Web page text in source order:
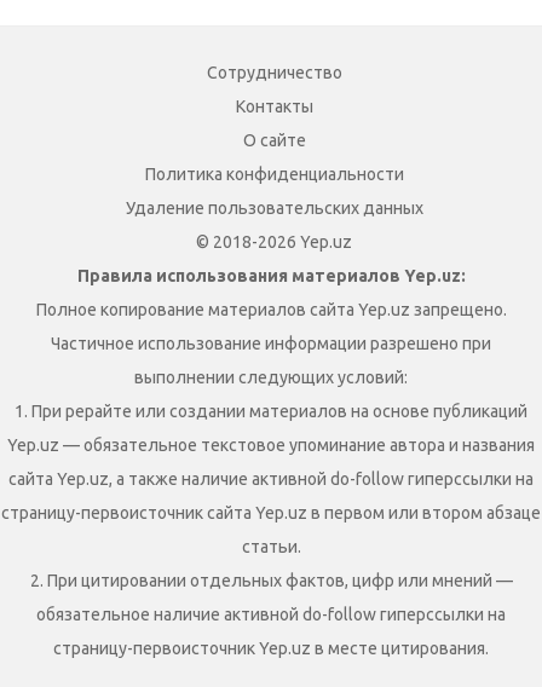
Сотрудничество
Контакты
О сайте
Политика конфиденциальности
Удаление пользовательских данных
© 2018-2026 Yep.uz
Правила использования материалов Yep.uz:
Полное копирование материалов сайта Yep.uz запрещено.
Частичное использование информации разрешено при
выполнении следующих условий:
1. При рерайте или создании материалов на основе публикаций
Yep.uz — обязательное текстовое упоминание автора и названия
сайта Yep.uz, а также наличие активной do-follow гиперссылки на
страницу-первоисточник сайта Yep.uz в первом или втором абзаце
статьи.
2. При цитировании отдельных фактов, цифр или мнений —
обязательное наличие активной do-follow гиперссылки на
страницу-первоисточник Yep.uz в месте цитирования.